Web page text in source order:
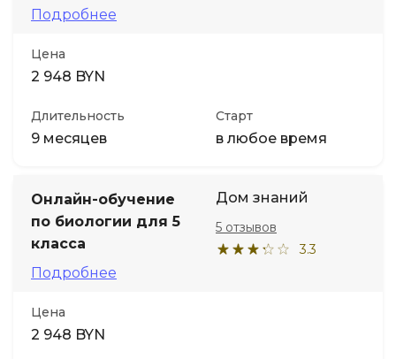
Подробнее
Цена
2 948 BYN
Длительность
9 месяцев
Старт
в любое время
Онлайн-обучение
по биологии для 5
класса
Подробнее
Дом знаний
3.3
5 отзывов
Цена
2 948 BYN